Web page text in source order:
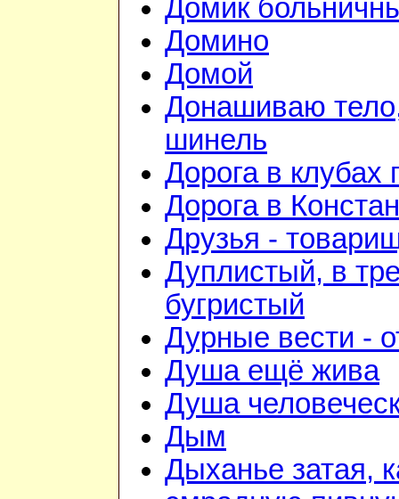
Домик
Домино
Домой
Донашиваю
шинель
Дорога в клубах
Дорога в
Друзья -
Дуплистый, в
бугристый
Дурные вести -
Душа ещё жива
Душа
Дым
Дыханье затая,